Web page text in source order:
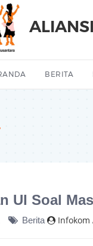
BERITA
UI Soal
Berita Infokom